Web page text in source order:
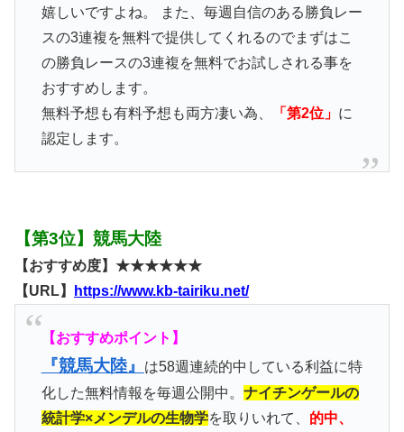
嬉しいですよね。 また、毎週自信のある勝負レー
スの3連複を無料で提供してくれるのでまずはこ
の勝負レースの3連複を無料でお試しされる事を
おすすめします。
無料予想も有料予想も両方凄い為、
「第2位」 に
認定します。
【第3位】競馬大陸
【おすすめ度】★★★★★★
【URL】
https://www.kb-tairiku.net/
【おすすめポイント】
『競馬大陸』
は58週連続的中している利益に特
化した無料情報を毎週公開中。 ナイチンゲールの
統計学×メンデルの生物学を取りいれて、 的中、